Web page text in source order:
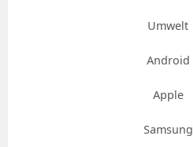
Umwelt
Android
Apple
Samsung